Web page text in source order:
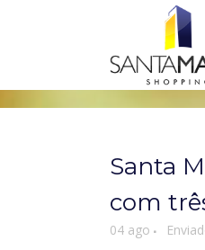
Santa
com
04 ago